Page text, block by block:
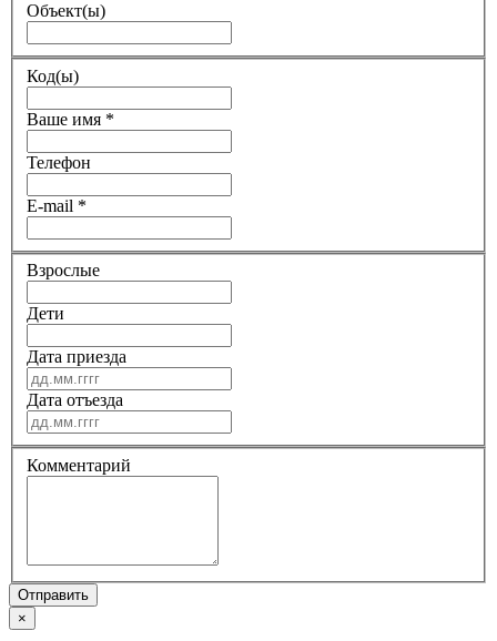
Объект(ы)
Код(ы)
Ваше имя *
Телефон
E-mail *
Взрослые
Дети
Дата приезда
Дата отъезда
Комментарий
Отправить
×